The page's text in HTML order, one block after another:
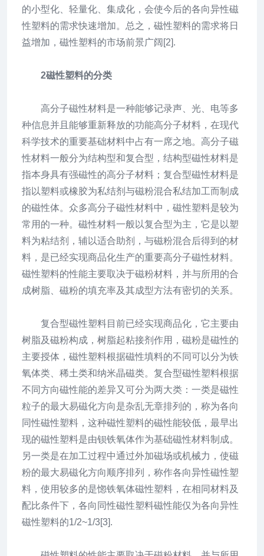
的小型化、轻量化、集成化，会使今后的各向异性磁
性塑料的需求快速增加。总之，磁性塑料的需求将日
益增加，磁性塑料的市场前景广阔[2].
2磁性塑料的分类
高分子磁性材料是一种能够记录声、光、电等多
种信息并且能够重新释放的功能高分子材料，在现代
科学技术的重要基础材料中占有一席之地。高分子磁
性材料一般分为结构型和复合型，结构型磁性材料是
指本身具有强磁性的高分子材料；复合型磁性材料是
指以塑料或橡胶为私结剂与磁粉混合私结加工而制成
的磁性体。众多高分子磁性材料中，磁性塑料是较为
常用的一种。磁性材料一般以复合型为主，它是以塑
料为粘结剂，辅以适合助剂，与磁粉混合后得到的材
料，是已经实现商品化生产的重要高分子磁性材料。
磁性塑料的性能主要取决于磁粉材料，并与所用的合
成树脂、磁粉的填充率及其成型方法有密切的关系。
复合型磁性塑料目前已经实现商品化，它主要由
树脂及磁粉构成，树脂起粘接剂作用，磁粉是磁性的
主要授体，磁性塑料根据磁性填料的不同可以分为铁
氧体类、稀土类和纳米晶磁类。复合型磁性塑料根据
不同方向磁性能的差异又可分为两大类：一类是磁性
粒子的最大易磁化方向是杂乱无章排列的，称为各向
同性磁性塑料，这种磁性塑料的磁性能较低，最早出
现的磁性塑料是由钡铁氧体作为基础磁性材料制成。
另一类是在加工过程中通过外加磁场或机械力，使磁
粉的最大易磁化方向顺序排列，称作各向异性磁性塑
料，使用较多的是惚铁氧体磁性塑料，在相同材料及
配比条件下，各向同性磁性塑料磁性能仅为各向异性
磁性塑料的1/2~1/3[3].